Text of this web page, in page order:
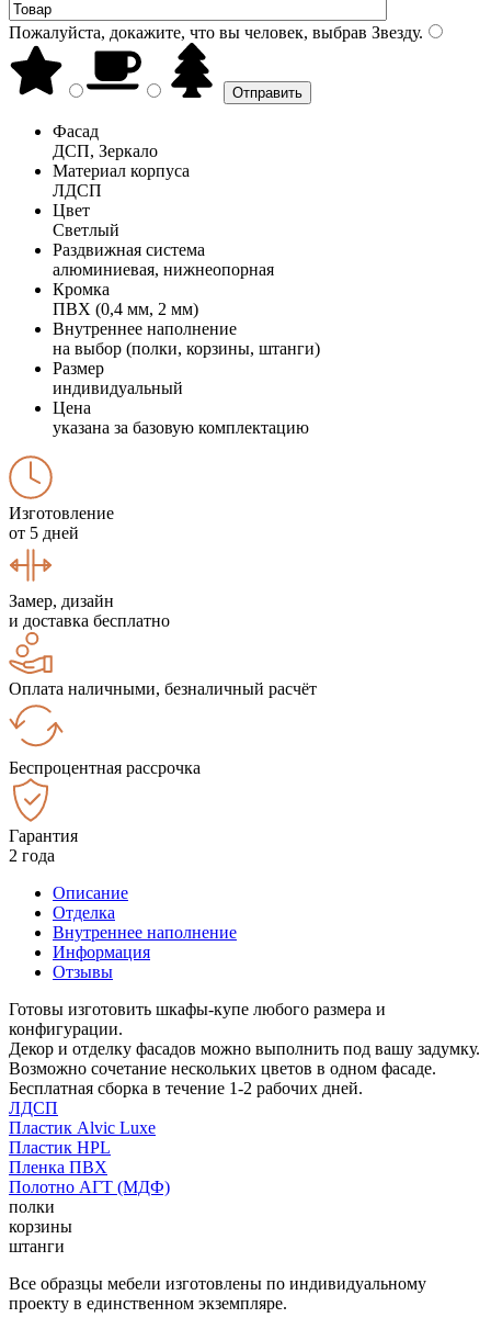
Пожалуйста, докажите, что вы человек, выбрав Звезду.
Фасад
ДСП, Зеркало
Материал корпуса
ЛДСП
Цвет
Светлый
Раздвижная система
алюминиевая, нижнеопорная
Кромка
ПВХ (0,4 мм, 2 мм)
Внутреннее наполнение
на выбор (полки, корзины, штанги)
Размер
индивидуальный
Цена
указана за базовую комплектацию
Изготовление
от 5 дней
Замер, дизайн
и доставка бесплатно
Оплата наличными, безналичный расчёт
Беспроцентная рассрочка
Гарантия
2 года
Описание
Отделка
Внутреннее наполнение
Информация
Отзывы
Готовы изготовить шкафы-купе любого размера и
конфигурации.
Декор и отделку фасадов можно выполнить под вашу задумку.
Возможно сочетание нескольких цветов в одном фасаде.
Бесплатная сборка в течение 1-2 рабочих дней.
ЛДСП
Пластик Alvic Luxe
Пластик HPL
Пленка ПВХ
Полотно АГТ (МДФ)
полки
корзины
штанги
Все образцы мебели изготовлены по индивидуальному
проекту в единственном экземпляре.